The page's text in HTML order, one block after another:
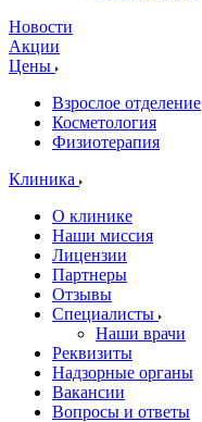
Новости
Акции
Цены
Взрослое отделение
Косметология
Физиотерапия
Клиника
О клинике
Наши миссия
Лицензии
Партнеры
Отзывы
Специалисты
Наши врачи
Реквизиты
Надзорные органы
Вакансии
Вопросы и ответы